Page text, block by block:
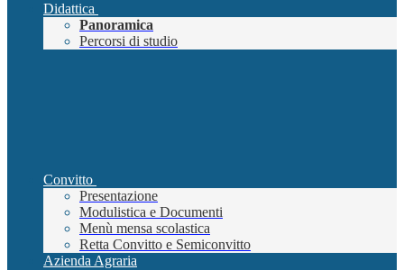
Didattica
Panoramica
Percorsi di studio
Convitto
Presentazione
Modulistica e Documenti
Menù mensa scolastica
Retta Convitto e Semiconvitto
Azienda Agraria